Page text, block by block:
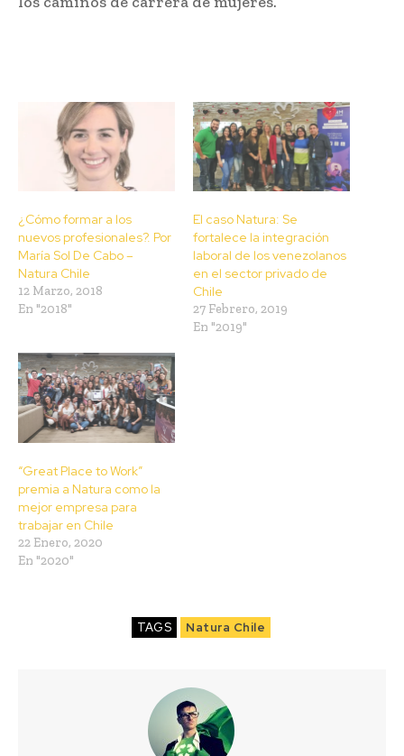
¿Cómo formar a los
nuevos profesionales?. Por
María Sol De Cabo –
Natura Chile
12 Marzo, 2018
En "2018"
El caso Natura: Se
fortalece la integración
laboral de los venezolanos
en el sector privado de
Chile
27 Febrero, 2019
En "2019"
“Great Place to Work”
premia a Natura como la
mejor empresa para
trabajar en Chile
22 Enero, 2020
En "2020"
TAGS Natura Chile